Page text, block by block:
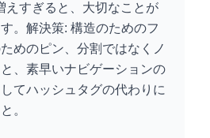
えすぎると、大切なことが
。解決策: 構造のためのフ
めのピン、分割ではなくノ
、素早いナビゲーションの
てハッシュタグの代わりに
。